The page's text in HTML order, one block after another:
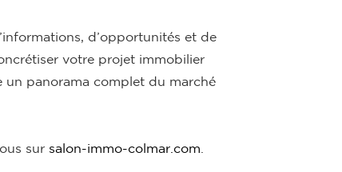
d’opportunités et de
votre projet immobilier
un panorama complet du marché
sur salon-immo-colmar.com